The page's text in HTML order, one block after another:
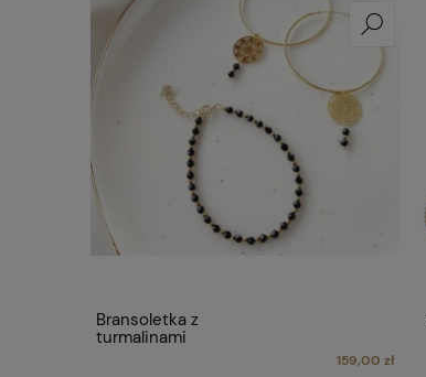
Bransoletka z
turmalinami
159,00 zł